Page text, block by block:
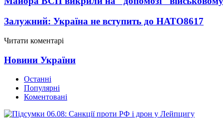
Залужний: Україна не вступить до НАТО8617
Читати коментарі
Новини України
Останні
Популярні
Коментовані